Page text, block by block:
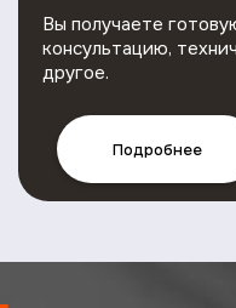
Вы получаете
консультацию,
другое.
Подробнее